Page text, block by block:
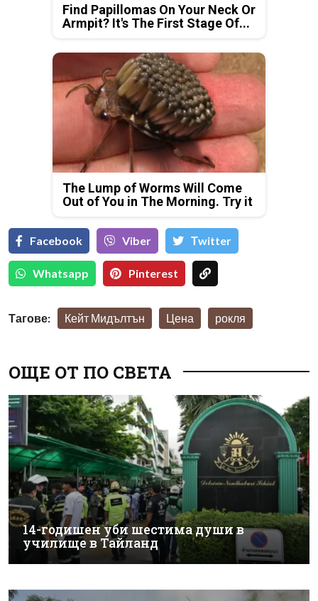
Find Papillomas On Your Neck Or
Armpit? It's The First Stage Of...
The Lump of Worms Will Come
Out of You in The Morning. Try it
Facebook Viber Тwitter
Whatsapp Pinterest
Тагове: Кейт Мидълтън Цена рокля
ОЩЕ ОТ ПО СВЕТА
14-годишен уби шестима души в
училище в Тайланд